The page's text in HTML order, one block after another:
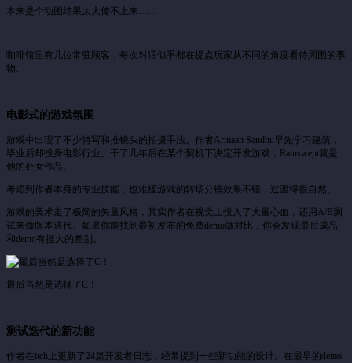
本来是个动图结果太大传不上来……
咖啡馆里有几位常驻顾客，每次对话似乎都在提点玩家从不同的角度看待周围的事
物。
电影式的游戏氛围
游戏中出现了不少特写和推镜头的拍摄手法。作者Armaan Sandhu早先学习建筑，
毕业后却投身电影行业。干了几年后在某个契机下决定开发游戏，Rainswept就是
他的处女作品。
考虑到作者本身的专业技能，也难怪游戏的转场分镜效果不错，过渡得很自然。
游戏的美术走了极简的矢量风格，其实作者在视觉上投入了大量心血，还用A/B测
试来做版本迭代。如果你能找到最初发布的免费demo做对比，你会发现最后成品
和demo有挺大的差别。
最后当然是选择了C！
测试迭代的新功能
作者在itch上更新了24篇开发者日志，经常提到一些新功能的设计。在最早的demo